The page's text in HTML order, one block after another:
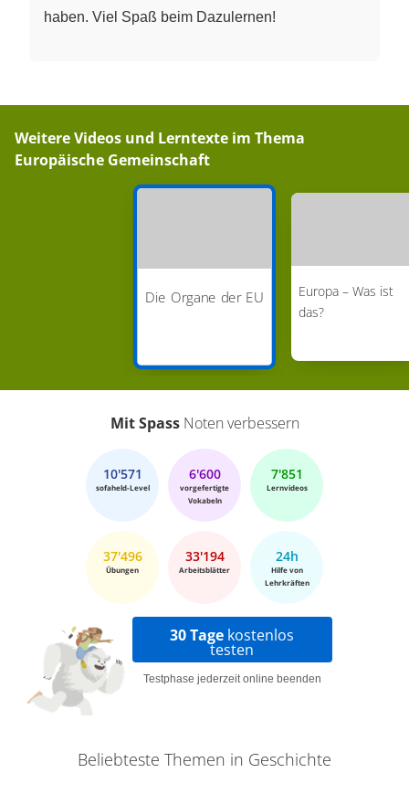
haben. Viel Spaß beim Dazulernen!
Weitere Videos und Lerntexte im Thema
Europäische Gemeinschaft
Die Organe der EU
Europa – Was ist
das?
Mit SpassNoten verbessern
10'571
sofaheld-Level
6'600
vorgefertigte
Vokabeln
7'851
Lernvideos
37'496
Übungen
33'194
Arbeitsblätter
24h
Hilfe von
Lehrkräften
30 Tage kostenlos
testen
Testphase jederzeit online beenden
Beliebteste Themen in Geschichte